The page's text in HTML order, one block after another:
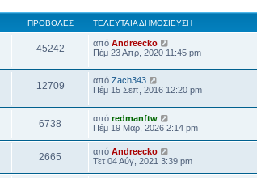
ΠΡΟΒΟΛΈΣ ΤΕΛΕΥΤΑΊΑ ΔΗΜΟΣΊΕΥΣΗ
45242 από Andreecko
Πέμ 23 Απρ, 2020 11:45 pm
12709 από Zach343
Πέμ 15 Σεπ, 2016 12:20 pm
6738 από redmanftw
Πέμ 19 Μαρ, 2026 2:14 pm
2665 από Andreecko
Τετ 04 Αύγ, 2021 3:39 pm